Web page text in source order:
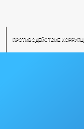
ПРОТИВОДЕЙСТВИЕ